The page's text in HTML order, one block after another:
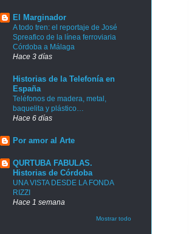
El Marginador
A todo tren: el reportaje de José
Spreafico de la línea ferroviaria
Córdoba a Málaga
Hace 3 días
Historias de la Telefonía en
España
Teléfonos de madera, metal,
baquelita y plástico…
Hace 6 días
Por amor al Arte
QURTUBA FABULAS.
Historias de Córdoba
UNA VISTA DESDE LA FONDA
RIZZI
Hace 1 semana
Mostrar todo